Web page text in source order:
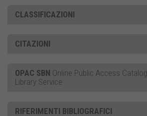
CLASSIFICAZIONI
CITAZIONI
OPAC SBN Online Public Access
Library Service
RIFERIMENTI BIBLIOGRAFICI